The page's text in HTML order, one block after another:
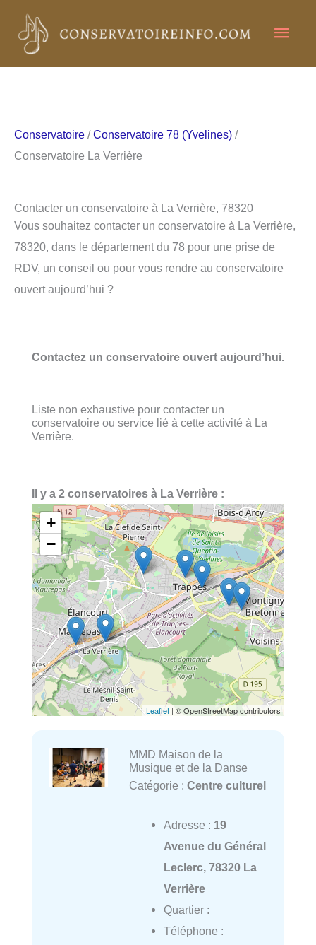
contenu
Conservatoire /Conservatoire 78 (Yvelines) /
Conservatoire La Verrière
Contacter un conservatoire à La Verrière, 78320
Vous souhaitez contacter un conservatoire à La Verrière,
78320, dans le département du 78 pour une prise de
RDV, un conseil ou pour vous rendre au conservatoire
ouvert aujourd’hui ?
Contactez un conservatoire ouvert aujourd’hui.
Liste non exhaustive pour contacter un
conservatoire ou service lié à cette activité à La
Verrière.
Il y a 2 conservatoires à La Verrière :
+
−
Leaflet | © OpenStreetMap contributors
MMD Maison de la
Musique et de la Danse
Catégorie : Centre culturel
Adresse : 19
Avenue du Général
Leclerc, 78320 La
Verrière
Quartier :
Téléphone :